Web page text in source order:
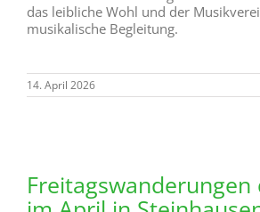
das leibliche Wohl und der
musikalische Begleitung.
14. April 2026
Freitagswanderungen